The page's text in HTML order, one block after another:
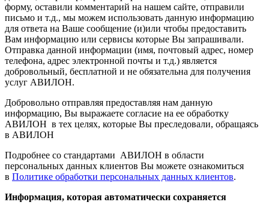
форму, оставили комментарий на нашем сайте, отправили
письмо и т.д., мы можем использовать данную информацию
для ответа на Ваше сообщение (и)или чтобы предоставить
Вам информацию или сервисы которые Вы запрашивали.
Отправка данной информации (имя, почтовый адрес, номер
телефона, адрес электронной почты и т.д.) является
добровольный, бесплатной и не обязательна для получения
услуг АВИЛОН.
Добровольно отправляя предоставляя нам данную
информацию, Вы выражаете согласие на ее обработку
АВИЛОН в тех целях, которые Вы преследовали, обращаясь
в АВИЛОН
Подробнее со стандартами АВИЛОН в области
персональных данных клиентов Вы можете ознакомиться
в Политике обработки персональных данных клиентов.
Информация, которая автоматически сохраняется